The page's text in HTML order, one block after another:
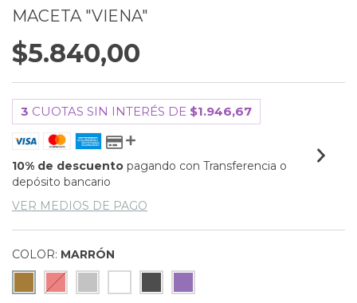
MACETA "VIENA"
$5.840,00
3 CUOTAS SIN INTERÉS DE $1.946,67
10% de descuento pagando con Transferencia o
depósito bancario
VER MEDIOS DE PAGO
COLOR: MARRÓN